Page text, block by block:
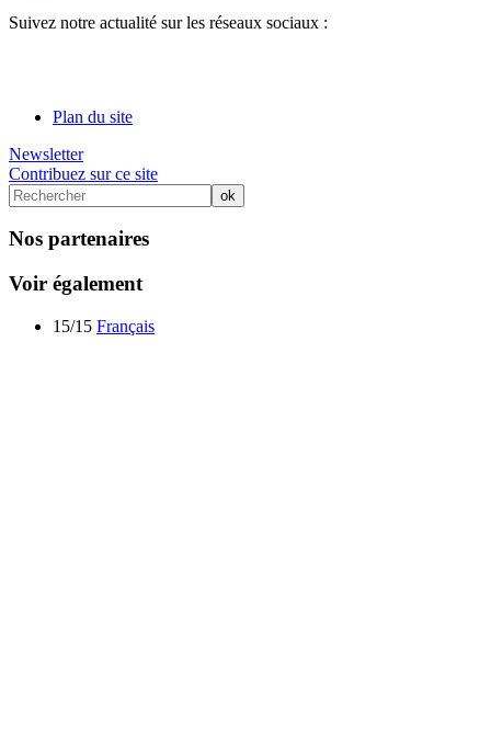
Suivez notre actualité sur les réseaux sociaux :
Plan du site
Newsletter
Contribuez sur ce site
Nos partenaires
Voir également
15/15 Français